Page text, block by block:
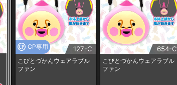
CP専用 127-C
こびとづかんウェアラブル
ファン
654-C
こびとづかんウェアラブル
ファン